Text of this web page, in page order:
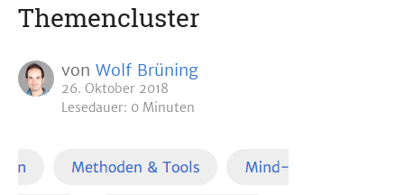
Themencluster
von Wolf Brüning
26. Oktober 2018
Lesedauer: 0 Minuten